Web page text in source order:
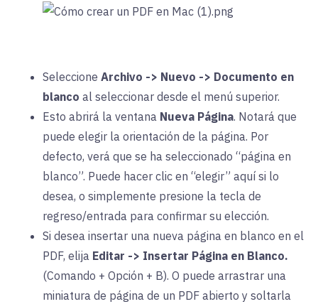
Seleccione Archivo -> Nuevo -> Documento en
blanco al seleccionar desde el menú superior.
Esto abrirá la ventana Nueva Página. Notará que
puede elegir la orientación de la página. Por
defecto, verá que se ha seleccionado “página en
blanco”. Puede hacer clic en “elegir” aquí si lo
desea, o simplemente presione la tecla de
regreso/entrada para confirmar su elección.
Si desea insertar una nueva página en blanco en el
PDF, elija Editar -> Insertar Página en Blanco.
(Comando + Opción + B). O puede arrastrar una
miniatura de página de un PDF abierto y soltarla